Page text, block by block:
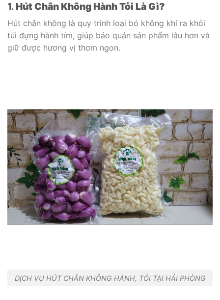
1. Hút Chân Không Hành Tỏi Là Gì?
Hút chân không là quy trình loại bỏ không khí ra khỏi
túi đựng hành tím, giúp bảo quản sản phẩm lâu hơn và
giữ được hương vị thơm ngon.
DỊCH VỤ HÚT CHÂN KHÔNG HÀNH, TỎI TẠI HẢI PHÒNG